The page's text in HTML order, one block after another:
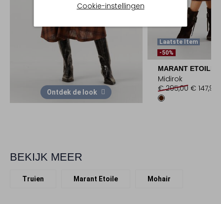
Cookie-instellingen
Ontdek de look
Laatste Item
-50%
MARANT ETOILE
Midirok
€ 295,00 € 147,99
BEKIJK MEER
Truien Marant Etoile Mohair